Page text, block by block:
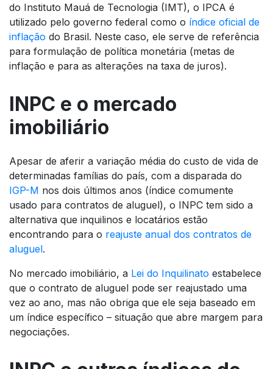
do Instituto Mauá de Tecnologia (IMT), o IPCA é
utilizado pelo governo federal como o índice oficial de
inflação do Brasil. Neste caso, ele serve de referência
para formulação de política monetária (metas de
inflação e para as alterações na taxa de juros).
INPC e o mercado
imobiliário
Apesar de aferir a variação média do custo de vida de
determinadas famílias do país, com a disparada do
IGP-M nos dois últimos anos (índice comumente
usado para contratos de aluguel), o INPC tem sido a
alternativa que inquilinos e locatários estão
encontrando para o reajuste anual dos contratos de
aluguel.
No mercado imobiliário, a Lei do Inquilinato estabelece
que o contrato de aluguel pode ser reajustado uma
vez ao ano, mas não obriga que ele seja baseado em
um índice específico – situação que abre margem para
negociações.